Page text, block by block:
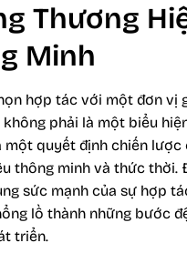
Thương
Minh
hợp tác với một đơn vị
không phải là một biểu
một quyết định chiến lược
thông minh và thức thời.
sức mạnh của sự hợp
lồ thành những bước
triển.